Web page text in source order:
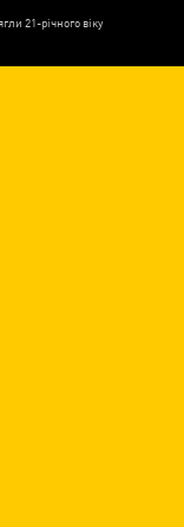
21-річного віку